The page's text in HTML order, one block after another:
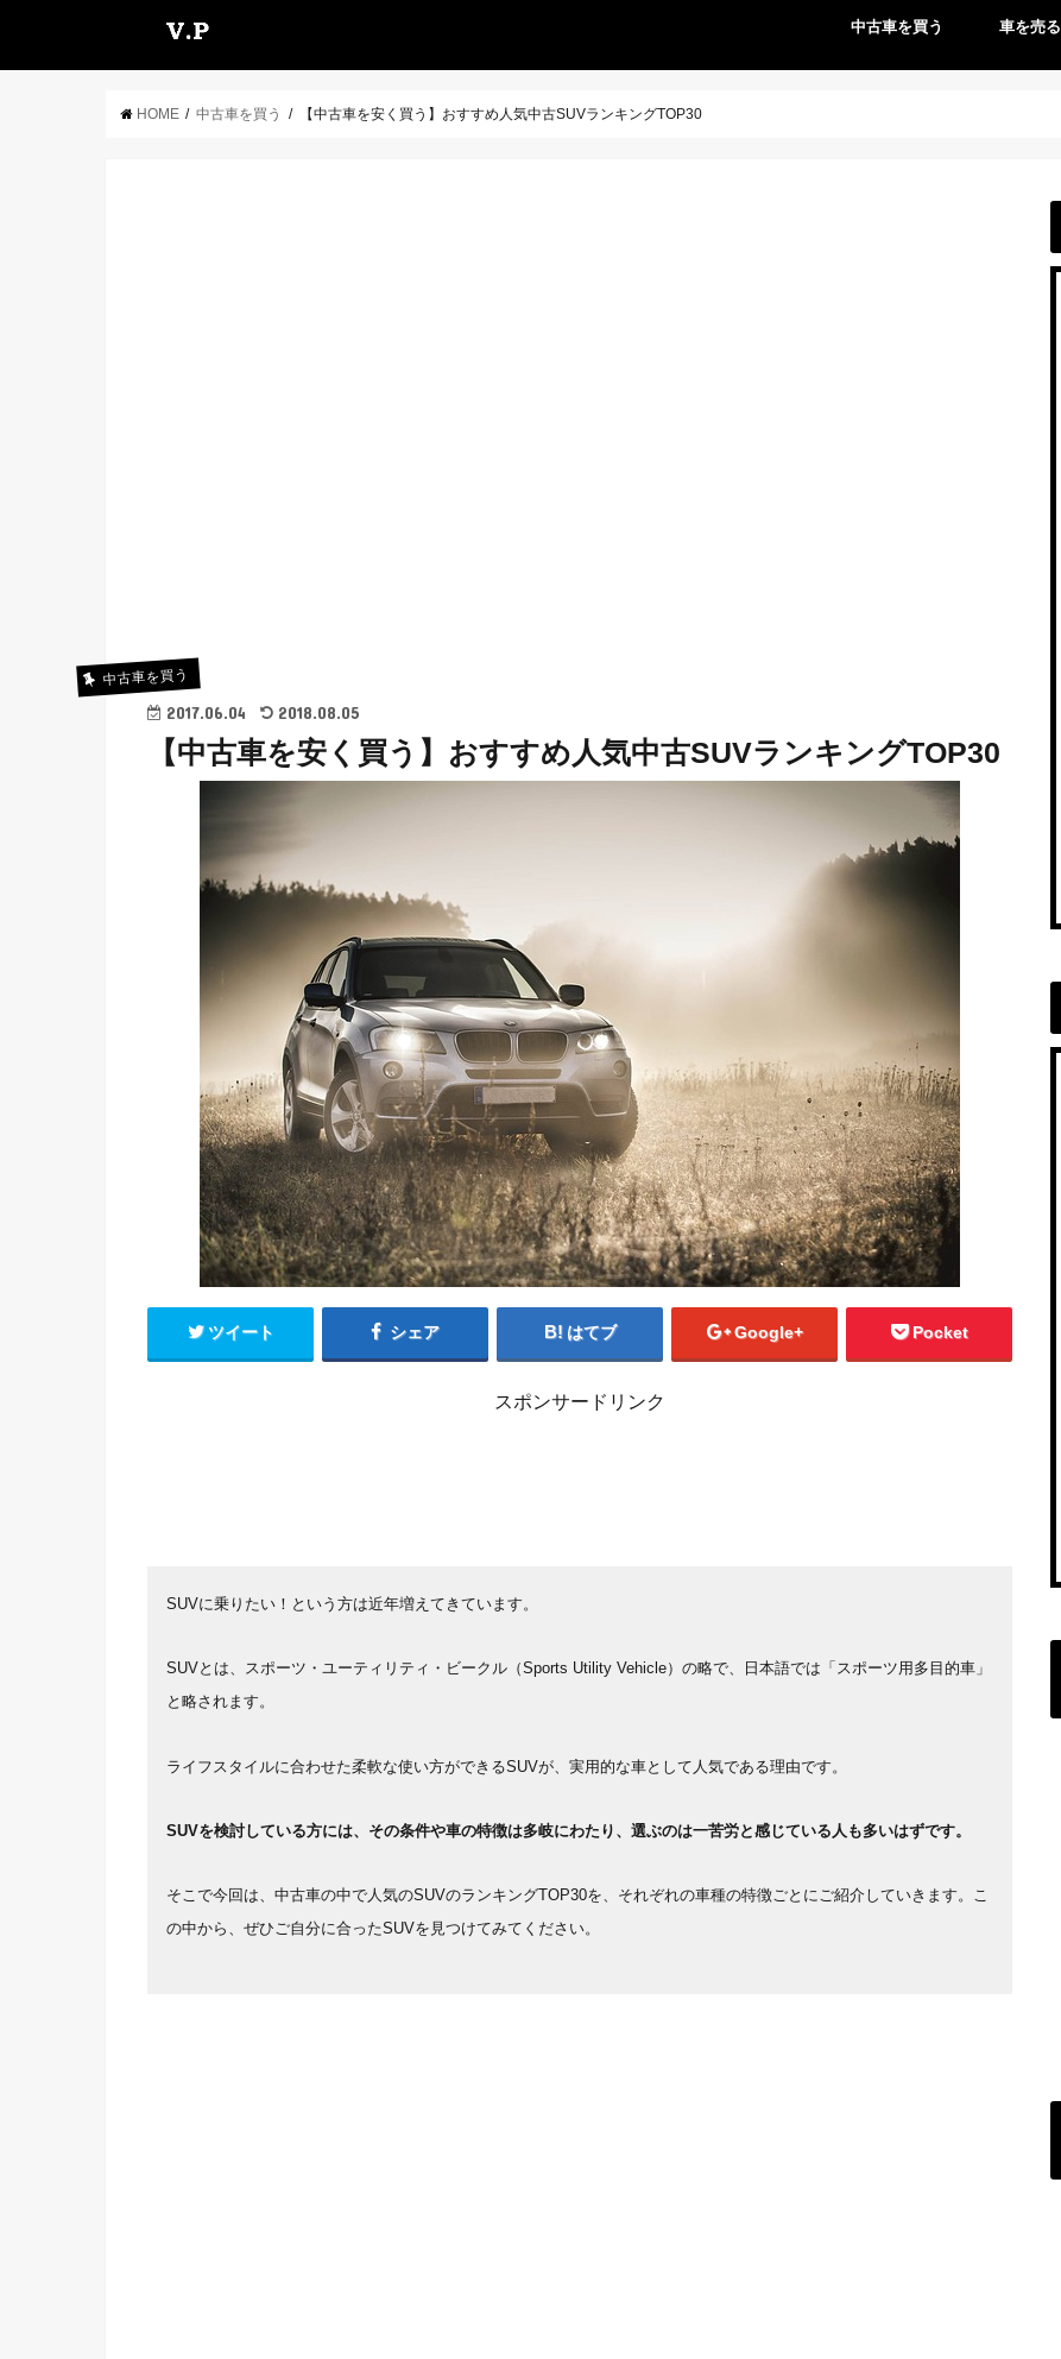
中古車を買う 車を売る
HOME 中古車を買う 【中古車を安く買う】おすすめ人気中古SUVランキングTOP30
中古車を買う
2017.06.04 2018.08.05
【中古車を安く買う】おすすめ人気中古SUVランキングTOP30
ツイート シェア はてブ Google+ Pocket
スポンサードリンク
SUVに乗りたい！という方は近年増えてきています。
SUVとは、スポーツ・ユーティリティ・ビークル（Sports Utility Vehicle）の略で、日本語では「スポーツ用多目的車」
と略されます。
ライフスタイルに合わせた柔軟な使い方ができるSUVが、実用的な車として人気である理由です。
SUVを検討している方には、その条件や車の特徴は多岐にわたり、選ぶのは一苦労と感じている人も多いはずです。
そこで今回は、中古車の中で人気のSUVのランキングTOP30を、それぞれの車種の特徴ごとにご紹介していきます。こ
の中から、ぜひご自分に合ったSUVを見つけてみてください。